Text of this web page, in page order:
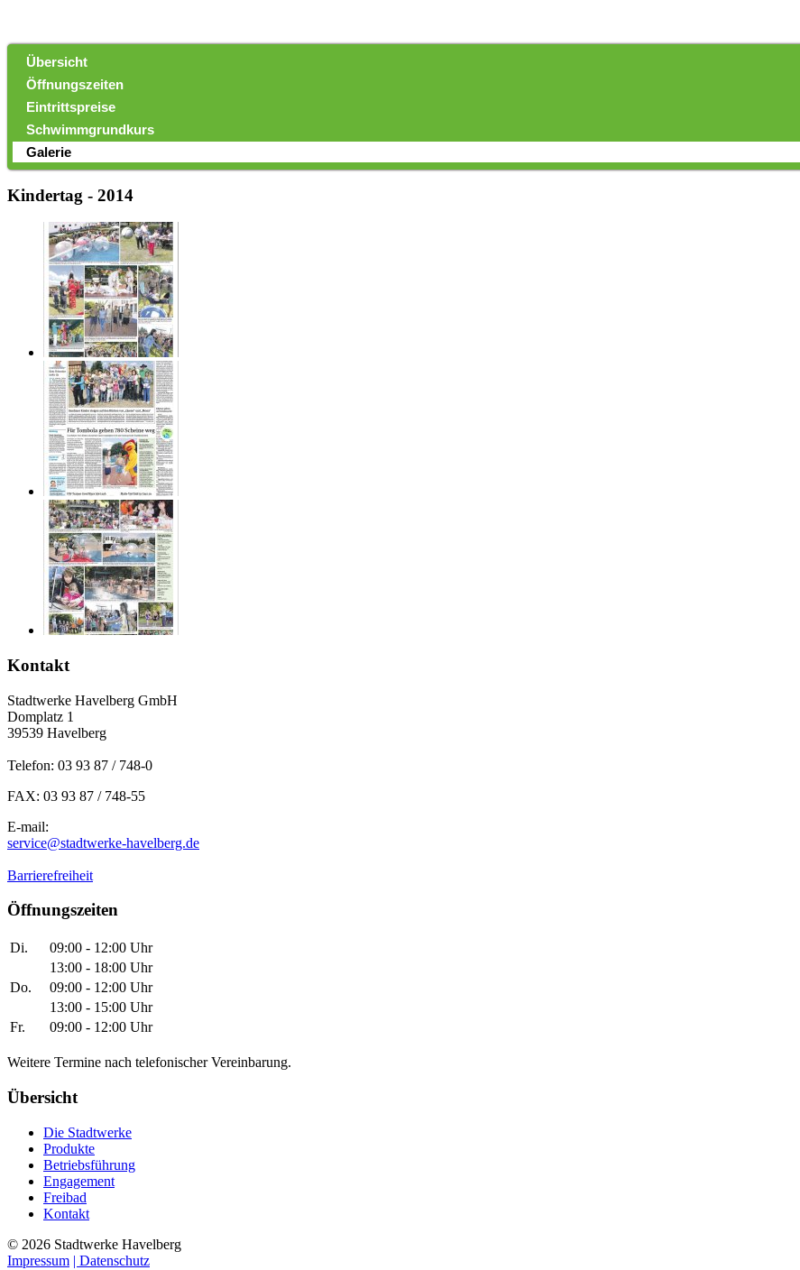
Übersicht
Öffnungszeiten
Eintrittspreise
Schwimmgrundkurs
Galerie
Kindertag - 2014
Kontakt
Stadtwerke Havelberg GmbH
Domplatz 1
39539 Havelberg
Telefon: 03 93 87 / 748-0
FAX: 03 93 87 / 748-55
E-mail:
service@stadtwerke-havelberg.de
Barrierefreiheit
Öffnungszeiten
Di.
09:00 - 12:00 Uhr
13:00 - 18:00 Uhr
Do.
09:00 - 12:00 Uhr
13:00 - 15:00 Uhr
Fr.
09:00 - 12:00 Uhr
Weitere Termine nach telefonischer Vereinbarung.
Übersicht
Die Stadtwerke
Produkte
Betriebsführung
Engagement
Freibad
Kontakt
© 2026 Stadtwerke Havelberg
Impressum | Datenschutz